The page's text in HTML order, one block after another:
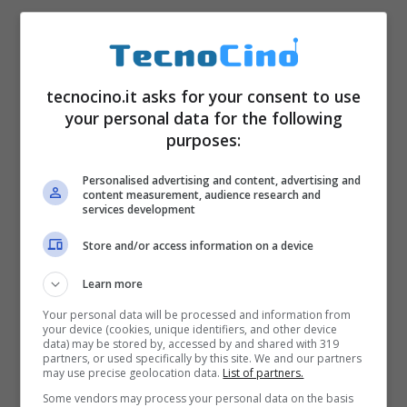
In effetti Google inserirà di default una
funzione che molti utenti già possiedono sui
propri smartphone (il blocco numero
grazie ad applicazioni di terze parti come
Truedialer,Caller ID & Block). A quanto
pare i numeri che effettuano chiamate
moleste o non desiderate dovrebbero essere
tecnocino.it asks for your consent to use
your personal data for the following
purposes:
Personalised advertising and content, advertising and
content measurement, audience research and
services development
Store and/or access information on a device
Learn more
Your personal data will be processed and information from
your device (cookies, unique identifiers, and other device
data) may be stored by, accessed by and shared with 319
partners, or used specifically by this site. We and our partners
may use precise geolocation data. List of partners.
Some vendors may process your personal data on the basis